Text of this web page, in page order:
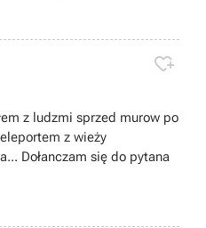

z ludzmi sprzed murow po
z wieży
Dołanczam się do pytana